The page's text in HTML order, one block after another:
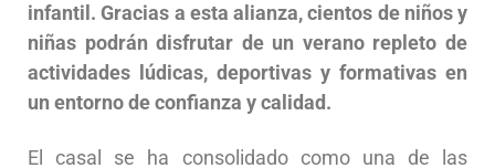
infantil. Gracias a esta alianza, cientos de niños y
niñas podrán disfrutar de un verano repleto de
actividades lúdicas, deportivas y formativas en
un entorno de confianza y calidad.
El casal se ha consolidado como una de las